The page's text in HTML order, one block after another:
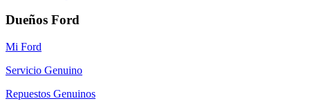
Dueños Ford
Mi Ford
Servicio Genuino
Repuestos Genuinos